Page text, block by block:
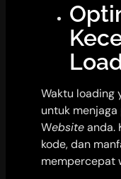
Waktu loading
untuk
Websiteanda.
kode, dan
mempercepat